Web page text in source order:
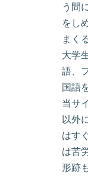
う間
をし
まく
大学
語、
国語
当サ
以外
はす
は苦
形跡